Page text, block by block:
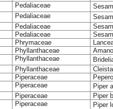
Pedaliaceae
Pedaliaceae
Pedaliaceae
Pedaliaceae
Phrymaceae
Phyllanthaceae
Phyllanthaceae
Phyllanthaceae
Piperaceae
Piperaceae
Piper
Piperaceae
Piper
Piperaceae
Piper